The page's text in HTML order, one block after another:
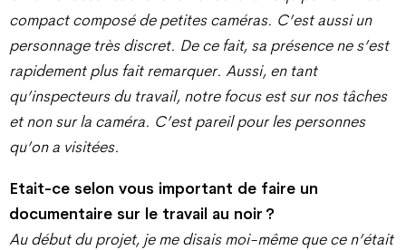
compact composé de petites caméras. C’est aussi un
personnage très discret. De ce fait, sa présence ne s’est
rapidement plus fait remarquer. Aussi, en tant
qu’inspecteurs du travail, notre focus est sur nos tâches
et non sur la caméra. C’est pareil pour les personnes
qu’on a visitées.
Etait-ce selon vous important de faire un
documentaire sur le travail au noir ?
Au début du projet, je me disais moi-même que ce n’était